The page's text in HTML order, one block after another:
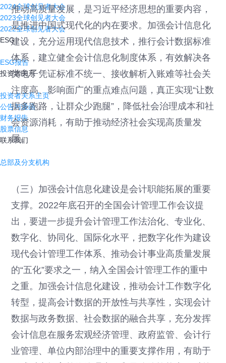
2024全球创见者大会
2023全球创见者大会
2022全球创见者大会
ESG
ESG报告
投资者关系
投资者关系主页
公告与通函
财务报告
股票信息
联系我们
总部及分支机构
推动高质量发展，是习近平经济思想的重要内容，
是推进中国式现代化的内在要求。加强会计信息化
建设，充分运用现代信息技术，推行会计数据标准
体系，建立健全会计信息化制度体系，有效解决各
类电子凭证标准不统一、接收解析入账难等社会关
注度高、影响面广的重点难点问题，真正实现“让数
据多跑路，让群众少跑腿”，降低社会治理成本和社
会资源消耗，有助于推动经济社会实现高质量发
展。
（三）加强会计信息化建设是会计职能拓展的重要
支撑。2022年底召开的全国会计管理工作会议提
出，要进一步提升会计管理工作法治化、专业化、
数字化、协同化、国际化水平，把数字化作为建设
现代会计管理工作体系、推动会计事业高质量发展
的“五化”要求之一，纳入全国会计管理工作的重中
之重。加强会计信息化建设，推动会计工作数字化
转型，提高会计数据的开放性与共享性，实现会计
数据与政务数据、社会数据的融合共享，充分发挥
会计信息在服务宏观经济管理、政府监管、会计行
业管理、单位内部治理中的重要支撑作用，有助于